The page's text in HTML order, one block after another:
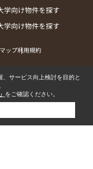
学向け物件を探す
学向け物件を探す
ップ利用規約
サービス向上検討を目的と
をご確認ください。